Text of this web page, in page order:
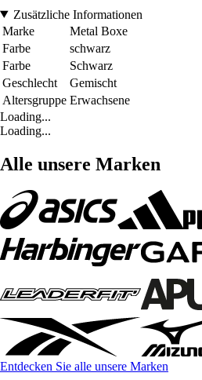
Zusätzliche Informationen
Marke
Metal Boxe
Farbe
schwarz
Farbe
Schwarz
Geschlecht
Gemischt
Altersgruppe Erwachsene
Loading...
Loading...
Alle unsere Marken
Entdecken Sie alle unsere Marken